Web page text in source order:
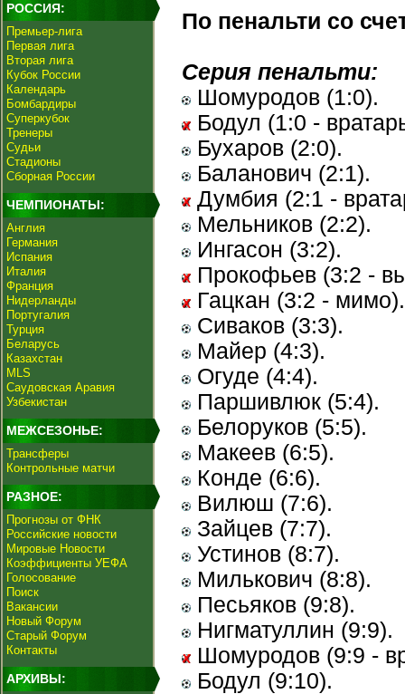
РОССИЯ:
Премьер-лига
Первая лига
Вторая лига
Кубок России
Календарь
Бомбардиры
Суперкубок
Тренеры
Судьи
Стадионы
Сборная России
ЧЕМПИОНАТЫ:
Англия
Германия
Испания
Италия
Франция
Нидерланды
Португалия
Турция
Беларусь
Казахстан
MLS
Саудовская Аравия
Узбекистан
МЕЖСЕЗОНЬЕ:
Трансферы
Контрольные матчи
РАЗНОЕ:
Прогнозы от ФНК
Российские новости
Мировые Новости
Коэффициенты УЕФА
Голосование
Поиск
Вакансии
Новый Форум
Старый Форум
Контакты
АРХИВЫ:
По пенальти со
Серия пенальти:
Шомуродов (1:0).
Бодул (1:0 -
Бухаров (2:0).
Баланович (2:1).
Думбия (2:1 -
Мельников (2:2).
Ингасон (3:2).
Прокофьев (3:2 -
Гацкан (3:2 - мимо).
Сиваков (3:3).
Майер (4:3).
Огуде (4:4).
Паршивлюк (5:4).
Белоруков (5:5).
Макеев (6:5).
Конде (6:6).
Вилюш (7:6).
Зайцев (7:7).
Устинов (8:7).
Милькович (8:8).
Песьяков (9:8).
Нигматуллин (9:9).
Шомуродов (9:9 -
Бодул (9:10).